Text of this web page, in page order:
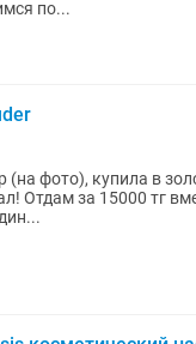
по...
(на фото), купила в
Отдам за 15000 тг